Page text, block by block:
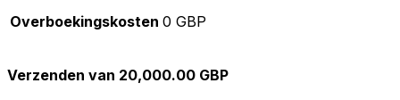
Overboekingskosten 0 GBP
Verzenden van 20,000.00 GBP